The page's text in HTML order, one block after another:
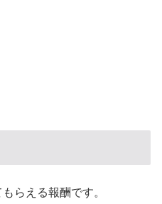
らえる報酬です。